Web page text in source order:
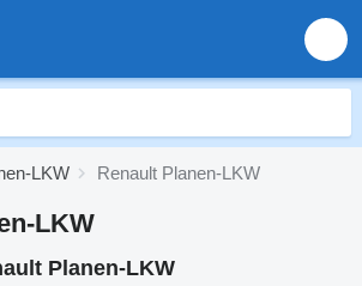
LKW Renault Planen-LKW
LKW
Planen-LKW